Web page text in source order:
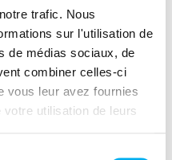
trafic. Nous
sur l'utilisation de
de médias sociaux, de
combiner celles-ci
vous leur avez fournies
utilisation de leurs